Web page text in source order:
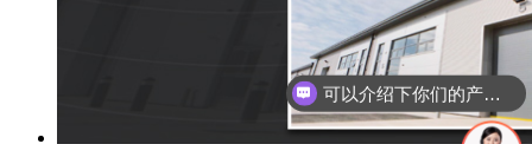
可以介绍下你们的产品么？